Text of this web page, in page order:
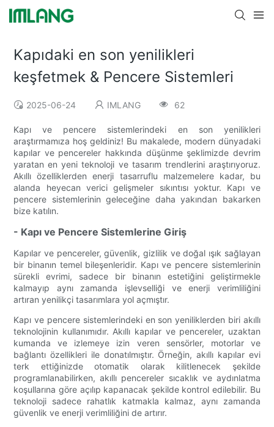
Kapıdaki en son yenilikleri
keşfetmek & Pencere Sistemleri
2025-06-24 IMLANG 62
Kapı ve pencere sistemlerindeki en son yenilikleri
araştırmamıza hoş geldiniz! Bu makalede, modern dünyadaki
kapılar ve pencereler hakkında düşünme şeklimizde devrim
yaratan en yeni teknoloji ve tasarım trendlerini araştırıyoruz.
Akıllı özelliklerden enerji tasarruflu malzemelere kadar, bu
alanda heyecan verici gelişmeler sıkıntısı yoktur. Kapı ve
pencere sistemlerinin geleceğine daha yakından bakarken
bize katılın.
- Kapı ve Pencere Sistemlerine Giriş
Kapılar ve pencereler, güvenlik, gizlilik ve doğal ışık sağlayan
bir binanın temel bileşenleridir. Kapı ve pencere sistemlerinin
sürekli evrimi, sadece bir binanın estetiğini geliştirmekle
kalmayıp aynı zamanda işlevselliği ve enerji verimliliğini
artıran yenilikçi tasarımlara yol açmıştır.
Kapı ve pencere sistemlerindeki en son yeniliklerden biri akıllı
teknolojinin kullanımıdır. Akıllı kapılar ve pencereler, uzaktan
kumanda ve izlemeye izin veren sensörler, motorlar ve
bağlantı özellikleri ile donatılmıştır. Örneğin, akıllı kapılar evi
terk ettiğinizde otomatik olarak kilitlenecek şekilde
programlanabilirken, akıllı pencereler sıcaklık ve aydınlatma
koşullarına göre açılıp kapanacak şekilde kontrol edilebilir. Bu
teknoloji sadece rahatlık katmakla kalmaz, aynı zamanda
güvenlik ve enerji verimliliğini de artırır.